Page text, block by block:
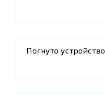
Погнуто устройство